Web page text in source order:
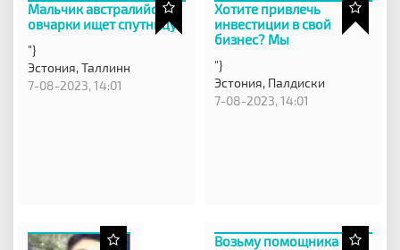
Мальчик австралийской
овчарки ищет спутницу
"}
Эстония,Таллинн
7-08-2023, 14:01
Хотите привлечь
инвестиции в свой
бизнес? Мы
"}
Эстония, Палдиски
7-08-2023, 14:01
Возьму помощника в